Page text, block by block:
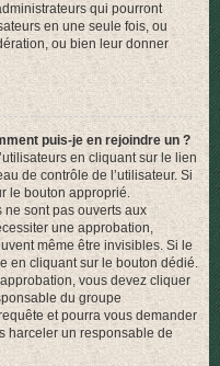
qui pourront
en une seule fois, ou
ou bien leur donner
puis-je en rejoindre un ?
en cliquant sur le lien
de contrôle de l’utilisateur. Si
le bouton approprié.
ne sont pas ouverts aux
une approbation,
même être invisibles. Si le
en cliquant sur le bouton dédié.
vous devez cliquer
du groupe
et pourra vous demander
harceler un responsable de